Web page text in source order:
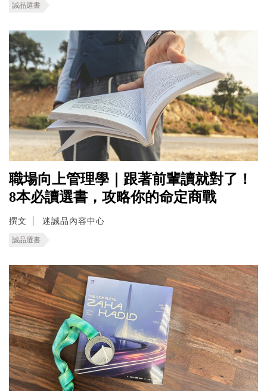
誠品選書
職場向上管理學｜跟著前輩讀就對了！
8本必讀選書，攻略你的命定商戰
撰文 迷誠品內容中心
誠品選書